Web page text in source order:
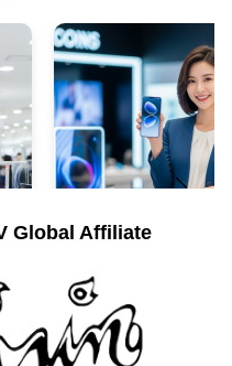
Global Affiliate